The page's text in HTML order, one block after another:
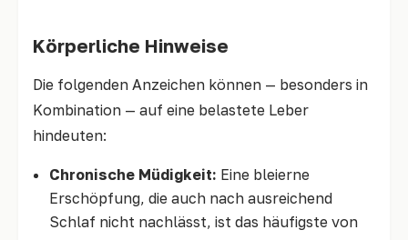
Körperliche Hinweise
Die folgenden Anzeichen können — besonders in
Kombination — auf eine belastete Leber
hindeuten:
Chronische Müdigkeit: Eine bleierne
Erschöpfung, die auch nach ausreichend
Schlaf nicht nachlässt, ist das häufigste von